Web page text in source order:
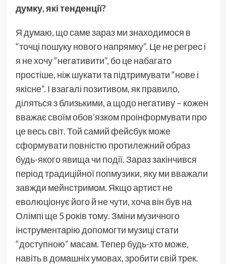
думку, які тенденції?
Я думаю, що саме зараз ми знаходимося в
“точці пошуку нового напрямку”. Це не регрес і
я не хочу “негативити”, бо це набагато
простіше, ніж шукати та підтримувати “нове і
якісне”. І взагалі позитивом, як правило,
діляться з близькими, а щодо негативу – кожен
вважає своїм обов’язком проінформувати про
це весь світ. Той самий фейсбук може
сформувати повністю протилежний образ
будь-якого явища чи події. Зараз закінчився
період традиційної попмузики, яку ми вважали
завжди мейнстримом. Якщо артист не
еволюціонує його й не чути, хоча він був на
Олімпі ще 5 років тому. Зміни музичного
інструментарію допомогти музиці стати
“доступною” масам. Тепер будь-хто може,
навіть в домашніх умовах, зробити свій трек.